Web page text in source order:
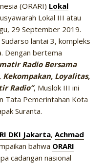
(ORARI) Lokal
Lokal III atau
29 September 2019.
lantai 3, kompleks
Dengan bertema
Radio Bersama
Loyalitas,
Radio”, Muslok III ini
Tata Pemerintahan Kota
Suranta.
DKI Jakarta,Achmad
bahwa ORARI
cadangan nasional